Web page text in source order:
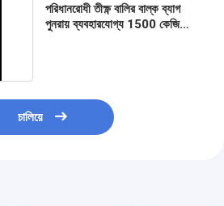
পরিধানরোধী তীক্ষ্ণ বালির বাল্ক ব্যাগ
পুনরায় ব্যবহারযোগ্য 1500 কেজি
চালিয়ে